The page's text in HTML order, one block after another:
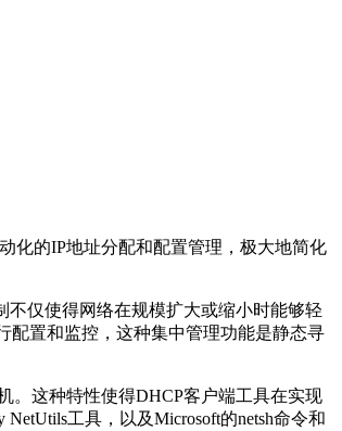
化的IP地址分配和配置管理，极大地简化
仅使得网络在规模扩大或缩小时能够轻
配置和监控，这种集中管理功能是静态寻
。这种特性使得DHCP客户端工具在实现
工具，以及Microsoft的netsh命令和